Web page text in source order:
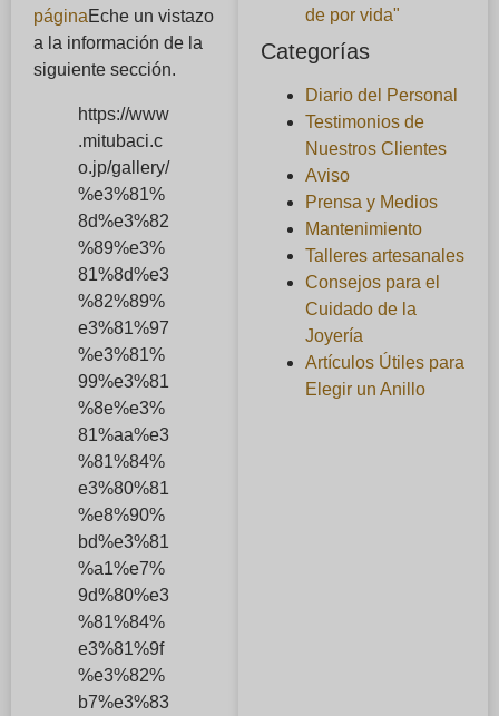
páginaEche un vistazo
a la información de la
siguiente sección.
https://www
.mitubaci.c
o.jp/gallery/
%e3%81%
8d%e3%82
%89%e3%
81%8d%e3
%82%89%
e3%81%97
%e3%81%
99%e3%81
%8e%e3%
81%aa%e3
%81%84%
e3%80%81
%e8%90%
bd%e3%81
%a1%e7%
9d%80%e3
%81%84%
e3%81%9f
%e3%82%
b7%e3%83
de por vida"
Categorías
Diario del Personal
Testimonios de
Nuestros Clientes
Aviso
Prensa y Medios
Mantenimiento
Talleres artesanales
Consejos para el
Cuidado de la
Joyería
Artículos Útiles para
Elegir un Anillo